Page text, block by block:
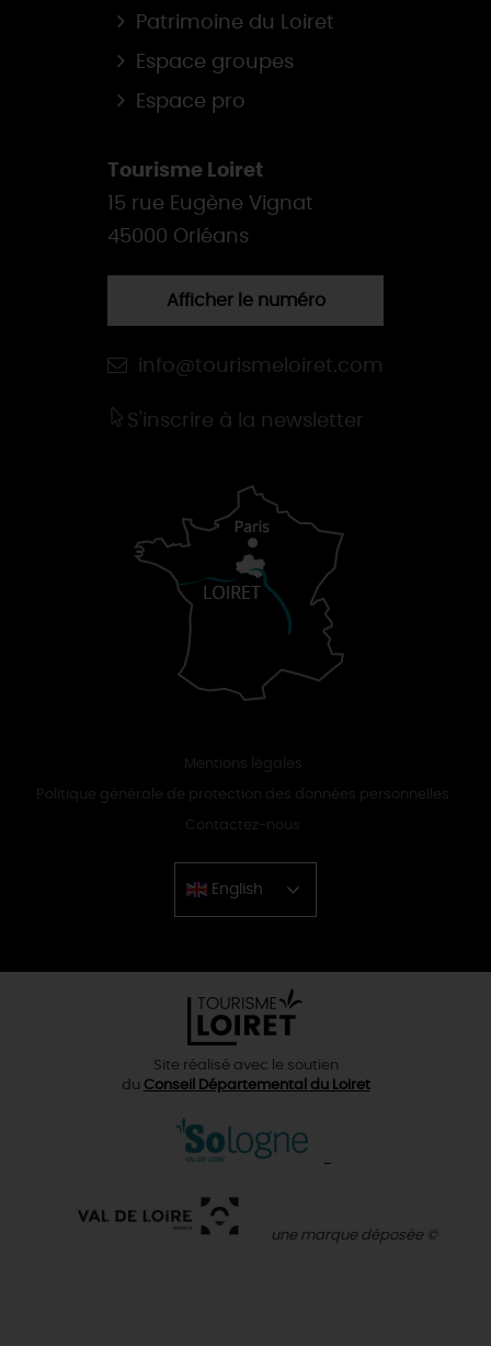
Patrimoine du Loiret
Espace groupes
Espace pro
Tourisme Loiret
15 rue Eugène Vignat
45000 Orléans
Afficher le numéro
info@tourismeloiret.com
S'inscrire à la newsletter
Mentions légales
Politique générale de protection des données personnelles
Contactez-nous
English
Chinese
Site réalisé avec le soutien
du Conseil Départemental du Loiret
une marque déposée ©